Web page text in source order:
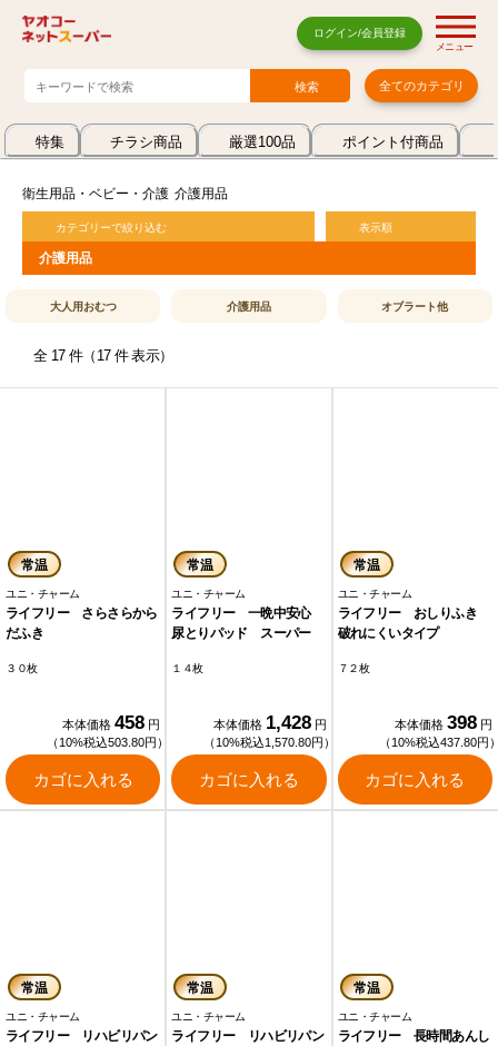
ログイン/会員登録
メニュー
全てのカテゴリ
特集 チラシ商品 厳選100品 ポイント付商品
衛生用品・ベビー・介護 介護用品
カテゴリーで絞り込む 表示順
介護用品
大人用おむつ 介護用品 オブラート他
全 17 件（17 件 表示）
常温
ユニ・チャーム
ライフリー さらさらから
だふき
３０枚
本体価格 458 円
（10%税込503.80円）
カゴに入れる
常温
ユニ・チャーム
ライフリー 一晩中安心
尿とりパッド スーパー
１４枚
本体価格 1,428 円
（10%税込1,570.80円）
カゴに入れる
常温
ユニ・チャーム
ライフリー おしりふき
破れにくいタイプ
７２枚
本体価格 398 円
（10%税込437.80円
カゴに入れる
常温
ユニ・チャーム
ライフリー リハビリパン
常温
ユニ・チャーム
ライフリー リハビリパン
常温
ユニ・チャーム
ライフリー 長時間あんし